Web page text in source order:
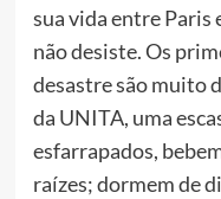
sua vida entre Paris
não desiste. Os
desastre são muito
da UNITA, uma
esfarrapados,
raízes; dormem de